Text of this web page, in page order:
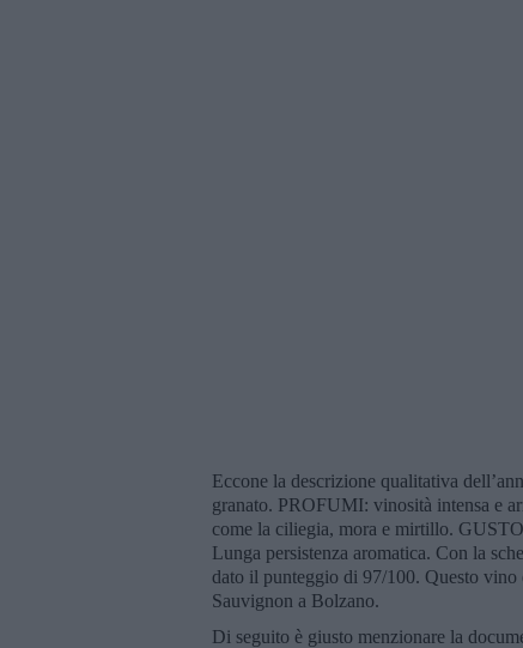
Eccone la descrizione qualitativa
granato. PROFUMI: vinosità intensa e
come la ciliegia, mora e mirtillo.
Lunga persistenza aromatica. Con la
dato il punteggio di 97/100. Questo vino
Sauvignon a Bolzano.
Di seguito è giusto menzionare la